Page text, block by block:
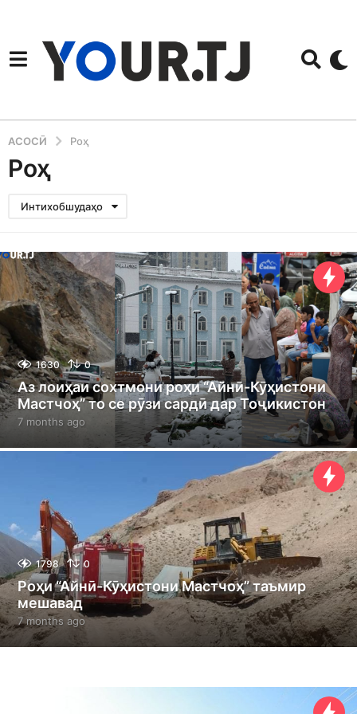
АСОСӢ Роҳ
Роҳ
Интихобшудаҳо
1630 0
Аз лоиҳаи сохтмони роҳи “Айнӣ-Кӯҳистони
Мастчоҳ” то се рӯзи сардӣ дар Тоҷикистон
7 months ago
m
o
g
o
1798 0
Роҳи “Айнӣ-Кӯҳистони Мастчоҳ” таъмир
мешавад
7 months ago7
o